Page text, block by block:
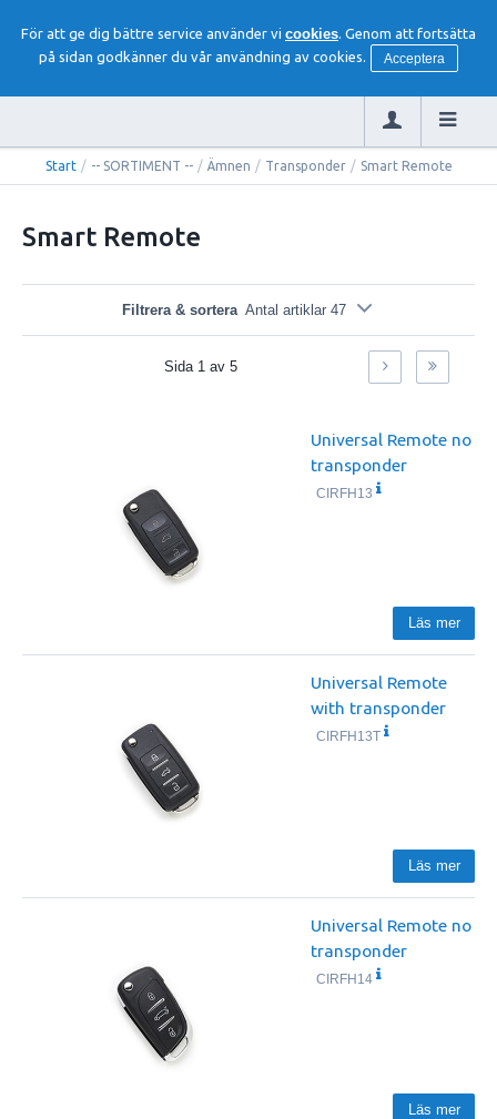
För att ge dig bättre service använder vi cookies. Genom att fortsätta
på sidan godkänner du vår användning av cookies.
Acceptera
Start / -- SORTIMENT -- / Ämnen / Transponder / Smart Remote
Smart Remote
Filtrera & sortera Antal artiklar 47
Sida 1 av 5
Universal Remote no
transponder
CIRFH13
Läs mer
Universal Remote
with transponder
CIRFH13T
Läs mer
Universal Remote no
transponder
CIRFH14
Läs mer